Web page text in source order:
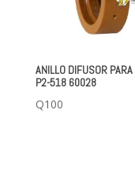
ANILLO DIFUSOR
P2-518 60028
Q100